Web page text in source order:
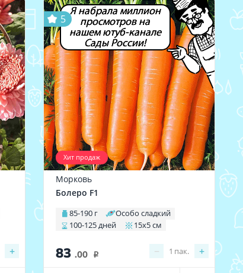
+
Я набрала миллион
просмотров на
нашем ютуб-канале
Сады России!
Хит продаж
5
Морковь
Болеро F1
85-190 г
Особо сладкий
100-125 дней
15х5 см
83 .00 i − +
1 пак.